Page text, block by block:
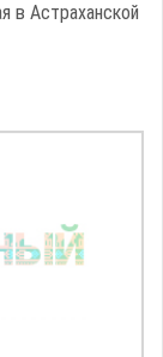
в Астраханской